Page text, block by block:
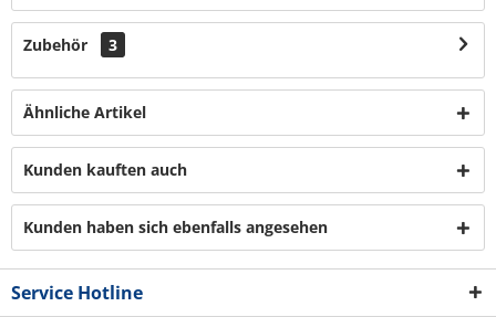
Zubehör 3
Ähnliche Artikel
Kunden kauften auch
Kunden haben sich ebenfalls angesehen
Service Hotline